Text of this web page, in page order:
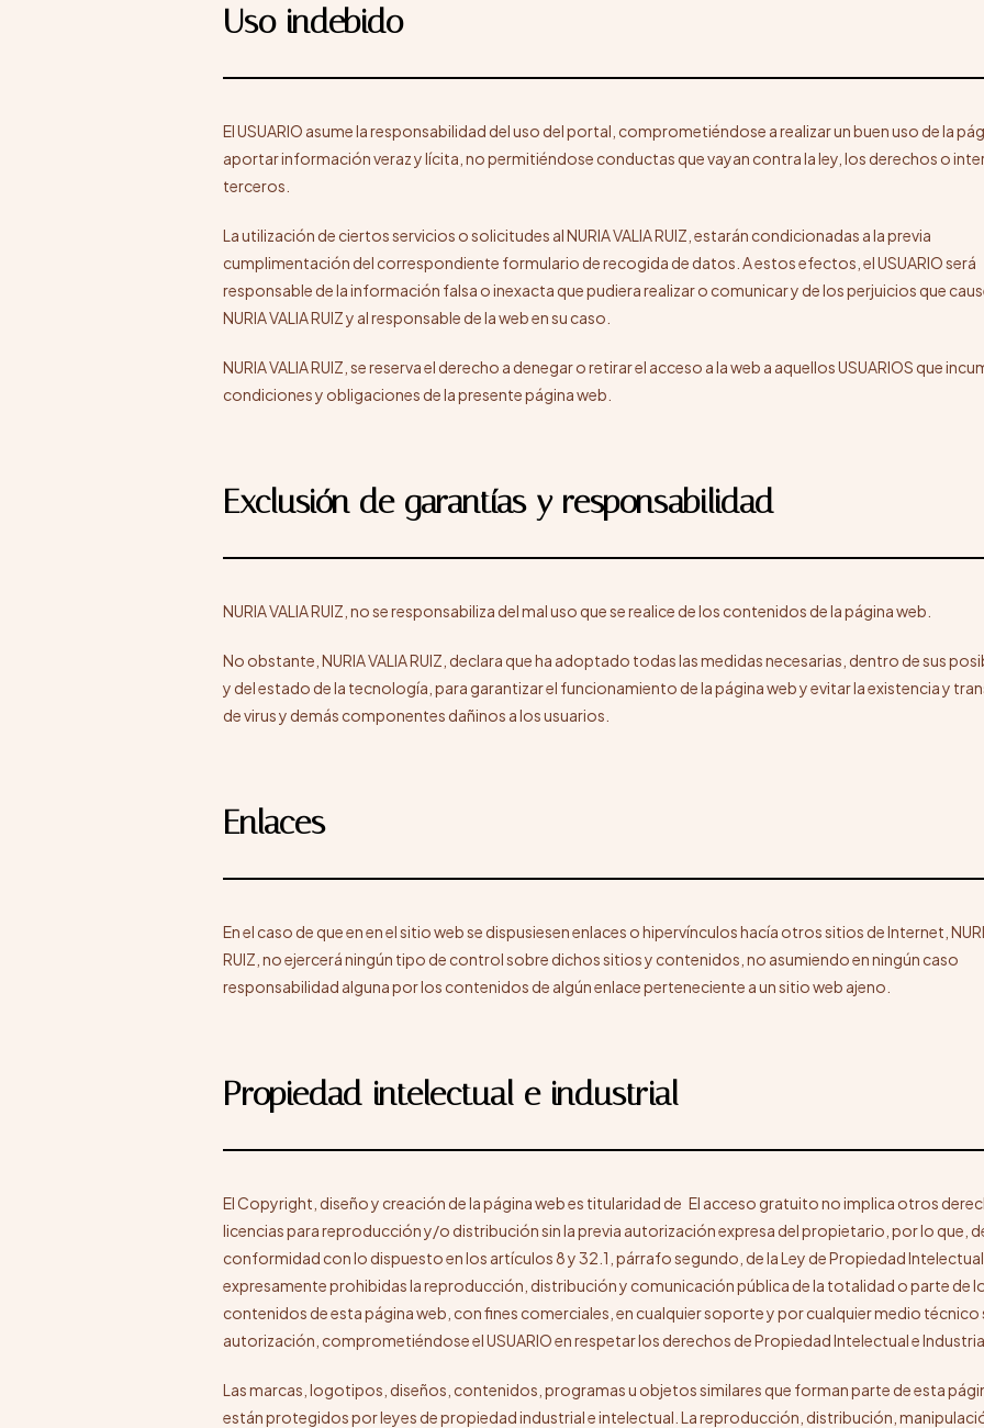
Uso indebido
El USUARIO asume la responsabilidad del uso del portal, comprometiéndose a realizar un buen uso de la
aportar información veraz y lícita, no permitiéndose conductas que vayan contra la ley, los derechos o
terceros.
La utilización de ciertos servicios o solicitudes al NURIA VALIA RUIZ, estarán condicionadas a la previa
cumplimentación del correspondiente formulario de recogida de datos. A estos efectos, el USUARIO será
responsable de la información falsa o inexacta que pudiera realizar o comunicar y de los perjuicios que
NURIA VALIA RUIZ y al responsable de la web en su caso.
NURIA VALIA RUIZ, se reserva el derecho a denegar o retirar el acceso a la web a aquellos USUARIOS que
condiciones y obligaciones de la presente página web.
Exclusión de garantías y responsabilidad
NURIA VALIA RUIZ, no se responsabiliza del mal uso que se realice de los contenidos de la página web.
No obstante, NURIA VALIA RUIZ, declara que ha adoptado todas las medidas necesarias, dentro de sus
y del estado de la tecnología, para garantizar el funcionamiento de la página web y evitar la existencia y
de virus y demás componentes dañinos a los usuarios.
Enlaces
En el caso de que en en el sitio web se dispusiesen enlaces o hipervínculos hacía otros sitios de Internet,
RUIZ, no ejercerá ningún tipo de control sobre dichos sitios y contenidos, no asumiendo en ningún caso
responsabilidad alguna por los contenidos de algún enlace perteneciente a un sitio web ajeno.
Propiedad intelectual e industrial
El Copyright, diseño y creación de la página web es titularidad de El acceso gratuito no implica otros
licencias para reproducción y/o distribución sin la previa autorización expresa del propietario, por lo que,
conformidad con lo dispuesto en los artículos 8 y 32.1, párrafo segundo, de la Ley de Propiedad
expresamente prohibidas la reproducción, distribución y comunicación pública de la totalidad o parte de
contenidos de esta página web, con fines comerciales, en cualquier soporte y por cualquier medio técnico
autorización, comprometiéndose el USUARIO en respetar los derechos de Propiedad Intelectual e
Las marcas, logotipos, diseños, contenidos, programas u objetos similares que forman parte de esta
están protegidos por leyes de propiedad industrial e intelectual. La reproducción, distribución,